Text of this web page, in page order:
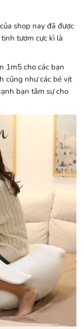
shop nay đã được
tươm cực kì là
1m5 cho các bạn
cũng như các bé vịt
bạn tâm sự cho